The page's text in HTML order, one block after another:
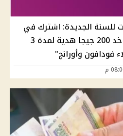
للسنة الجديدة: اشترك في
باقة WE 200 جيجا وهتاخد 200 جيجا هدية لمدة 3
وأورانج"